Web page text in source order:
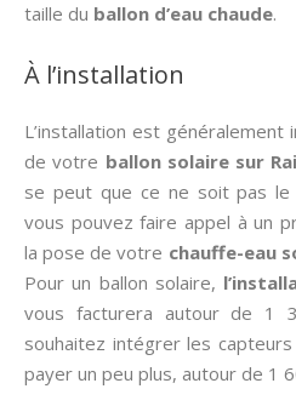
taille du ballon d’eau chaude.
À l’installation
L’installation est généralement
de votre ballon solaire sur
se peut que ce ne soit pas le
vous pouvez faire appel à un
la pose de votre chauffe-eau
Pour un ballon solaire,
vous facturera autour de 1
souhaitez intégrer les
payer un peu plus, autour de 1